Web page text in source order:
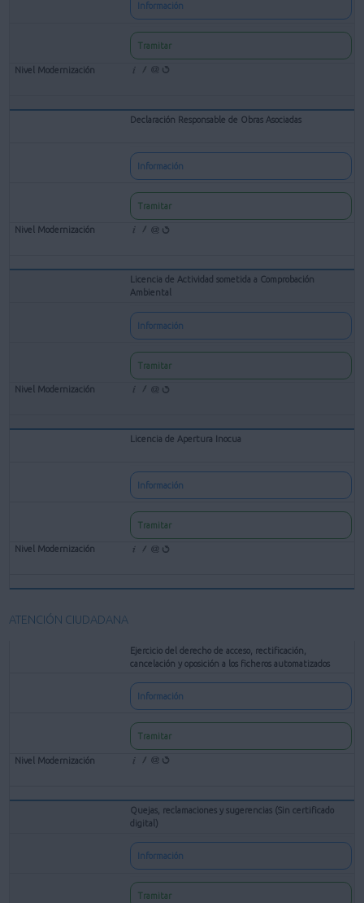
Información
Tramitar
Declaración Responsable de Obras Asociadas
Información
Tramitar
Licencia de Actividad sometida a Comprobación
Ambiental
Información
Tramitar
Licencia de Apertura Inocua
Información
Tramitar
ATENCIÓN CIUDADANA
Ejercicio del derecho de acceso, rectificación,
cancelación y oposición a los ficheros automatizados
Información
Tramitar
Quejas, reclamaciones y sugerencias (Sin certificado
digital)
Información
Tramitar